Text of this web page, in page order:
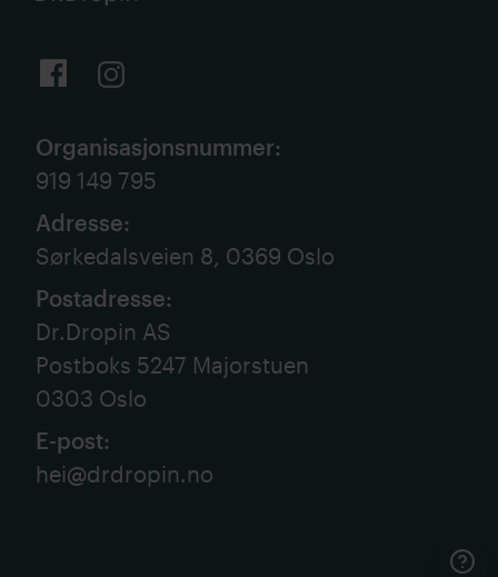
Organisasjonsnummer:
919 149 795
Adresse:
Sørkedalsveien 8, 0369 Oslo
Postadresse:
Dr.Dropin AS
Postboks 5247 Majorstuen
0303 Oslo
E-post:
hei@drdropin.no